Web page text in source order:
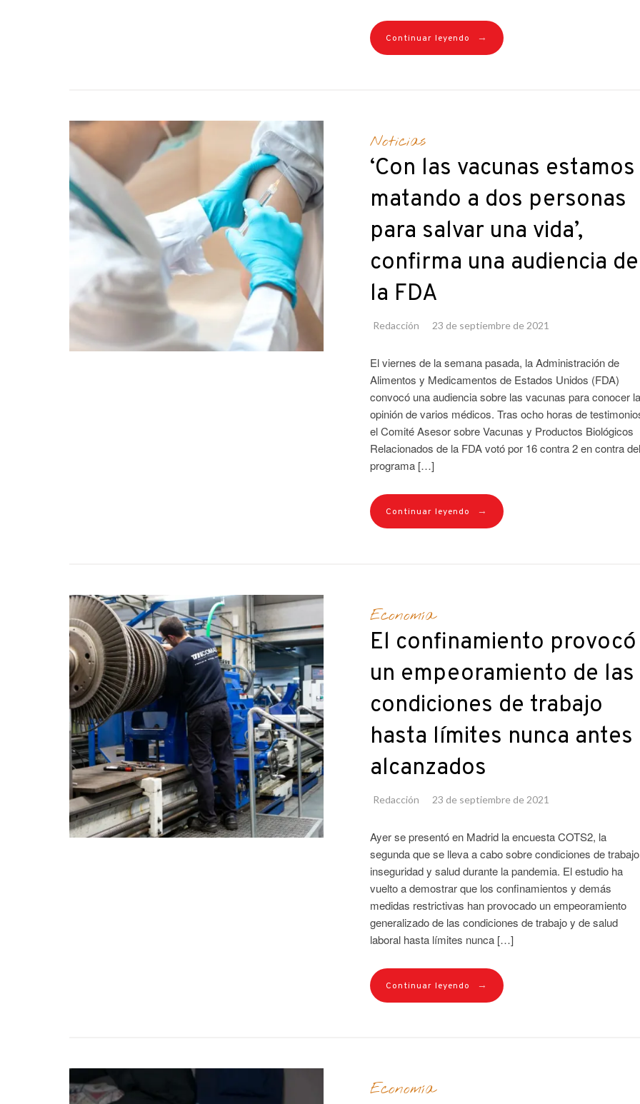
Continuar leyendo →
Noticias
‘Con las vacunas estamos
matando a dos personas
para salvar una vida’,
confirma una audiencia de
la FDA
Redacción 23 de septiembre de 2021
El viernes de la semana pasada, la Administración de
Alimentos y Medicamentos de Estados Unidos (FDA)
convocó una audiencia sobre las vacunas para conocer la
opinión de varios médicos. Tras ocho horas de
el Comité Asesor sobre Vacunas y Productos Biológicos
Relacionados de la FDA votó por 16 contra 2 en contra del
programa […]
Continuar leyendo →
Economía
El confinamiento provocó
un empeoramiento de las
condiciones de trabajo
hasta límites nunca antes
alcanzados
Redacción 23 de septiembre de 2021
Ayer se presentó en Madrid la encuesta COTS2, la
segunda que se lleva a cabo sobre condiciones de
inseguridad y salud durante la pandemia. El estudio ha
vuelto a demostrar que los confinamientos y demás
medidas restrictivas han provocado un empeoramiento
generalizado de las condiciones de trabajo y de salud
laboral hasta límites nunca […]
Continuar leyendo →
Economía